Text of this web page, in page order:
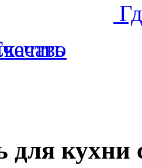
для кухни